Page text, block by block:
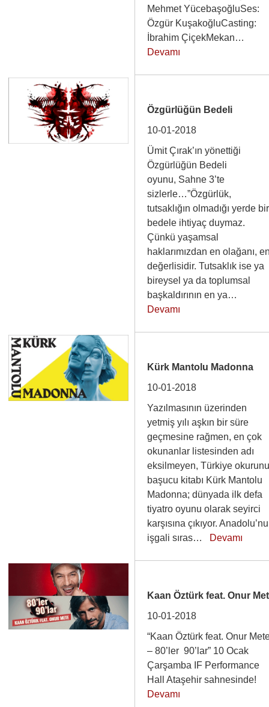
Mehmet YücebaşoğluSes:
Özgür KuşakoğluCasting:
İbrahim ÇiçekMekan…
Devamı
Özgürlüğün Bedeli
10-01-2018
Ümit Çırak’ın yönettiği
Özgürlüğün Bedeli
oyunu, Sahne 3’te
sizlerle…”Özgürlük,
tutsaklığın olmadığı yerde bir
bedele ihtiyaç duymaz.
Çünkü yaşamsal
haklarımızdan en olağanı,
değerlisidir. Tutsaklık ise ya
bireysel ya da toplumsal
başkaldırının en ya…
Devamı
Kürk Mantolu Madonna
10-01-2018
Yazılmasının üzerinden
yetmiş yılı aşkın bir süre
geçmesine rağmen, en çok
okunanlar listesinden adı
eksilmeyen, Türkiye
başucu kitabı Kürk Mantolu
Madonna; dünyada ilk defa
tiyatro oyunu olarak seyirci
karşısına çıkıyor.
işgali sıras… Devamı
Kaan Öztürk feat. Onur
10-01-2018
“Kaan Öztürk feat. Onur
– 80’ler 90’lar” 10 Ocak
Çarşamba IF Performance
Hall Ataşehir sahnesinde!
Devamı